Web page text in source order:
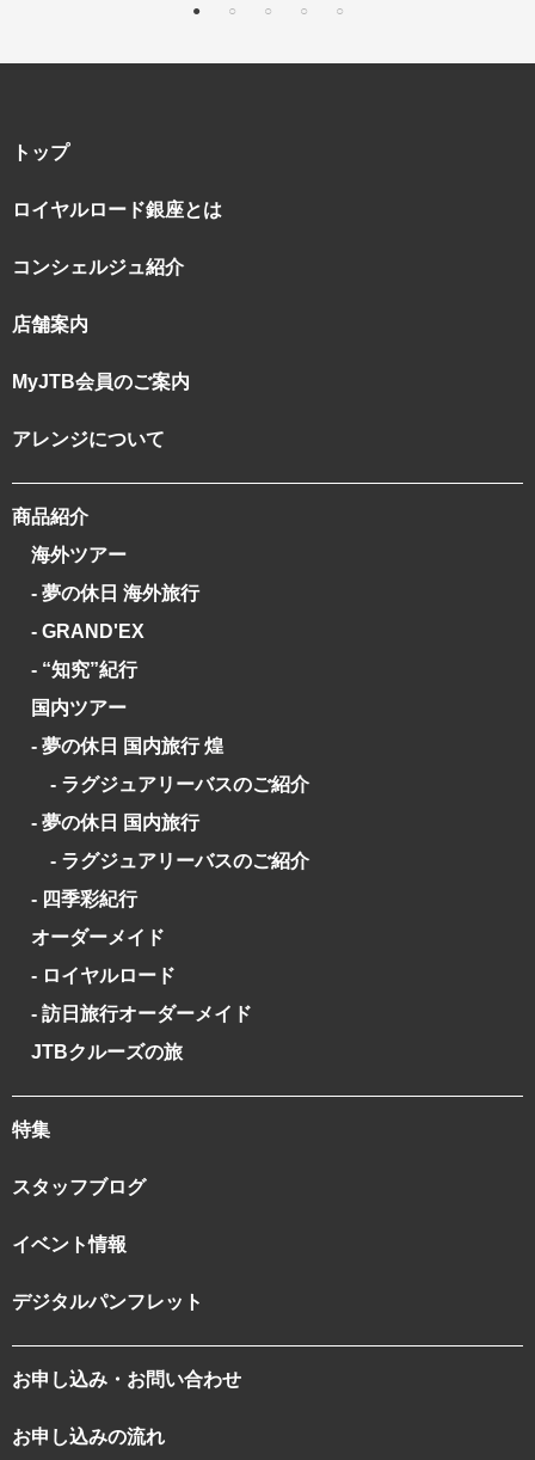
トップ
ロイヤルロード銀座とは
コンシェルジュ紹介
店舗案内
MyJTB会員のご案内
アレンジについて
商品紹介
海外ツアー
- 夢の休日 海外旅行
- GRAND'EX
- “知究”紀行
国内ツアー
- 夢の休日 国内旅行 煌
- ラグジュアリーバスのご紹介
- 夢の休日 国内旅行
- ラグジュアリーバスのご紹介
- 四季彩紀行
オーダーメイド
- ロイヤルロード
- 訪日旅行オーダーメイド
JTBクルーズの旅
特集
スタッフブログ
イベント情報
デジタルパンフレット
お申し込み・お問い合わせ
お申し込みの流れ